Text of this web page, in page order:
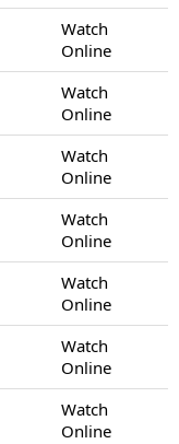
Watch
Online
Watch
Online
Watch
Online
Watch
Online
Watch
Online
Watch
Online
Watch
Online